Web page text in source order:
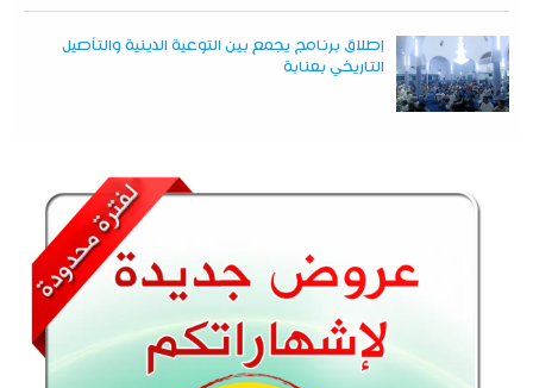
إطلاق برنامج يجمع بين التوعية الدينية والتأصيل
التاريخي بعنابة